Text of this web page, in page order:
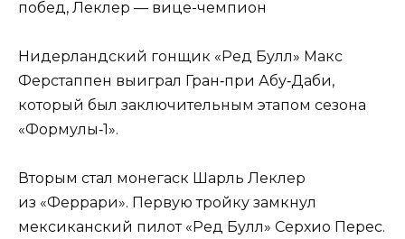
Нидерландский гонщик «Ред Булл» Макс
Ферстаппен выиграл Гран‑при Абу‑Даби,
который был заключительным этапом сезона
«Формулы‑1».
Вторым стал монегаск Шарль Леклер
из «Феррари». Первую тройку замкнул
мексиканский пилот «Ред Булл» Серхио Перес.